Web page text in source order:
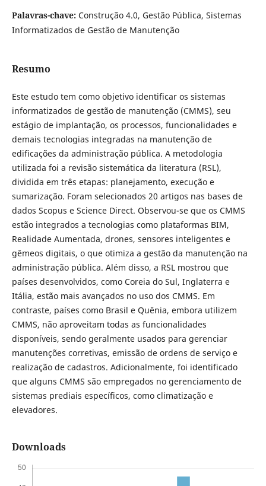
Palavras-chave: Construção 4.0, Gestão Pública, Sistemas
Informatizados de Gestão de Manutenção
Resumo
Este estudo tem como objetivo identificar os sistemas
informatizados de gestão de manutenção (CMMS), seu
estágio de implantação, os processos, funcionalidades e
demais tecnologias integradas na manutenção de
edificações da administração pública. A metodologia
utilizada foi a revisão sistemática da literatura (RSL),
dividida em três etapas: planejamento, execução e
sumarização. Foram selecionados 20 artigos nas bases de
dados Scopus e Science Direct. Observou-se que os CMMS
estão integrados a tecnologias como plataformas BIM,
Realidade Aumentada, drones, sensores inteligentes e
gêmeos digitais, o que otimiza a gestão da manutenção na
administração pública. Além disso, a RSL mostrou que
países desenvolvidos, como Coreia do Sul, Inglaterra e
Itália, estão mais avançados no uso dos CMMS. Em
contraste, países como Brasil e Quênia, embora utilizem
CMMS, não aproveitam todas as funcionalidades
disponíveis, sendo geralmente usados para gerenciar
manutenções corretivas, emissão de ordens de serviço e
realização de cadastros. Adicionalmente, foi identificado
que alguns CMMS são empregados no gerenciamento de
sistemas prediais específicos, como climatização e
elevadores.
Downloads